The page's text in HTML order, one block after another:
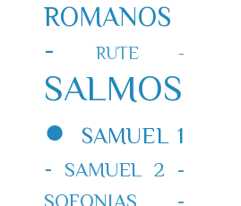
ROMANOS
-
RUTE -
SALMOS
●
SAMUEL 1
-
SAMUEL 2 -
SOFONIAS -